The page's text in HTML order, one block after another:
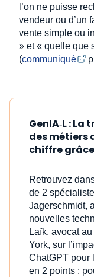
l’on ne puisse
vendeur ou d’un
vente simple ou
» et « quelle que
(communiqué
GenIA‑L :
des métiers
chiffre grâce
Retrouvez
de 2
Jagerschmidt,
nouvelles
Laïk. avocat
York, sur
ChatGPT pour
en 2 points :